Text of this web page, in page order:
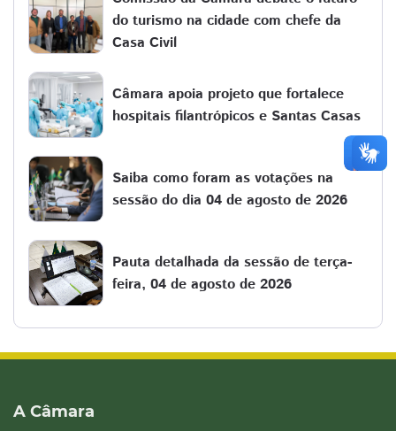
do turismo na cidade com chefe da
Casa Civil
Câmara apoia projeto que fortalece
hospitais filantrópicos e Santas Casas
Saiba como foram as votações na
sessão do dia 04 de agosto de 2026
Pauta detalhada da sessão de terça-
feira, 04 de agosto de 2026
A Câmara